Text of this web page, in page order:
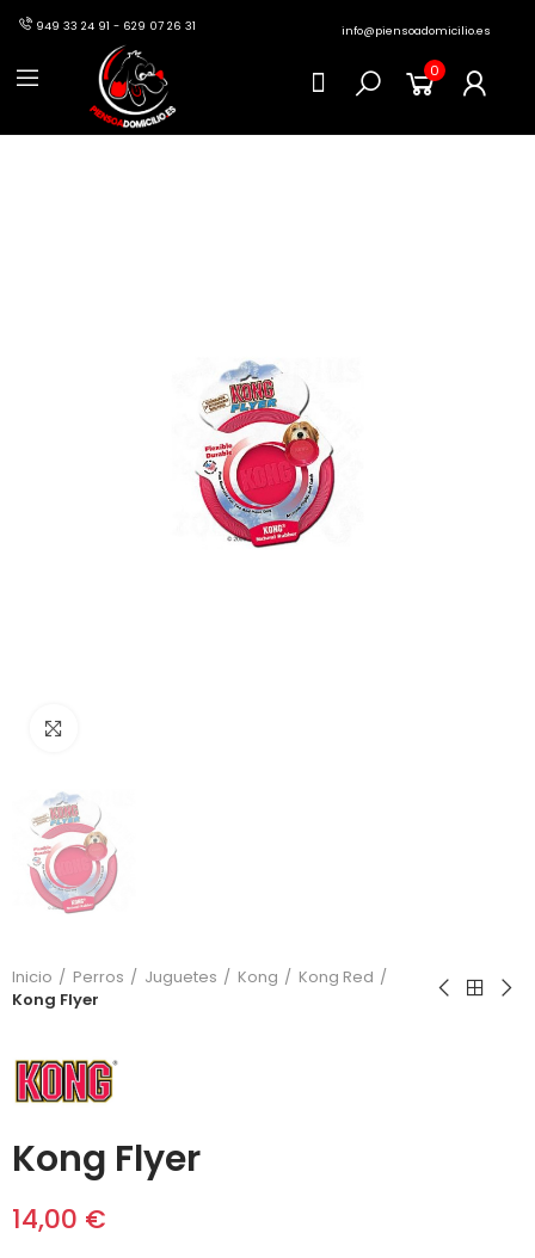
949 33 24 91 - 629 07 26 31 info@piensoadomicilio.es
0
Inicio Perros Juguetes Kong
Kong Red
Kong Flyer
Kong Flyer
14,00 €